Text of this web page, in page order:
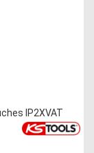
IP2XVAT